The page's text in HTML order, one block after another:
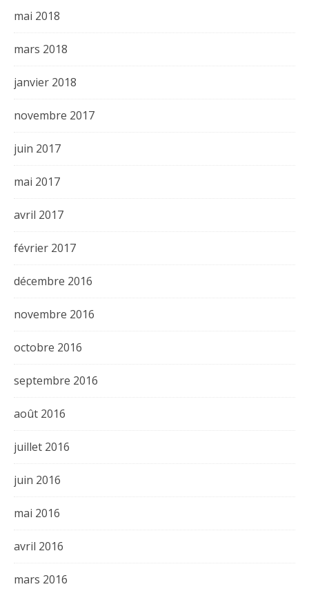
mai 2018
mars 2018
janvier 2018
novembre 2017
juin 2017
mai 2017
avril 2017
février 2017
décembre 2016
novembre 2016
octobre 2016
septembre 2016
août 2016
juillet 2016
juin 2016
mai 2016
avril 2016
mars 2016